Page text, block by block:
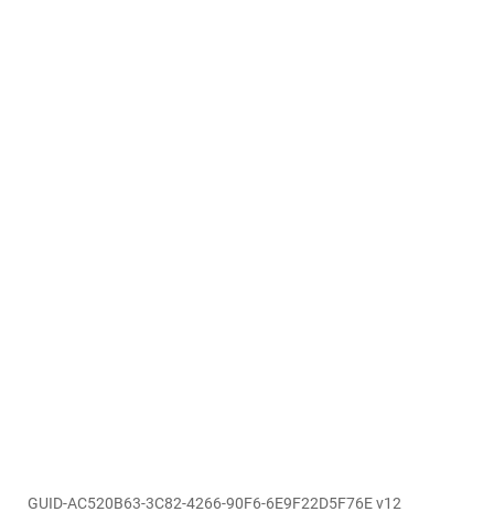
GUID-AC520B63-3C82-4266-90F6-6E9F22D5F76E v12